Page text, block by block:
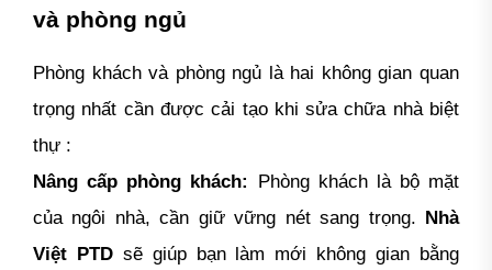
và phòng ngủ
Phòng khách và phòng ngủ là hai không gian quan
trọng nhất cần được cải tạo khi sửa chữa nhà biệt
thự :
Nâng cấp phòng khách: Phòng khách là bộ mặt
của ngôi nhà, cần giữ vững nét sang trọng. Nhà
Việt PTDsẽ giúp bạn làm mới không gian bằng